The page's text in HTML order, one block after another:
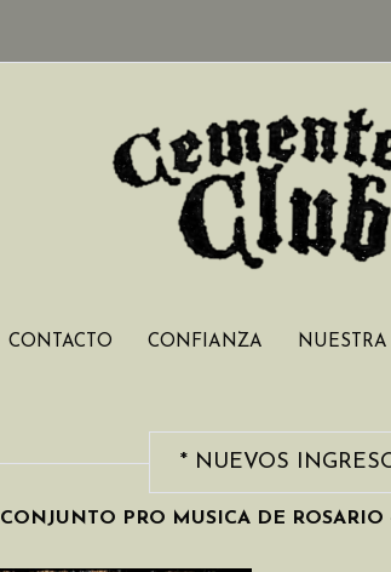
CONTACTO CONFIANZA
* NUEVOS
CONJUNTO PRO MUSICA DE